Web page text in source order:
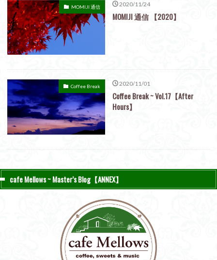
MOMIJI 通信 2020/11/24
MOMIJI 通信 【2020】
Coffee Break 2020/11/01
Coffee Break ~ Vol.17【After
Hours】
cafe Mellows ~ Master’s Blog【ANNEX】